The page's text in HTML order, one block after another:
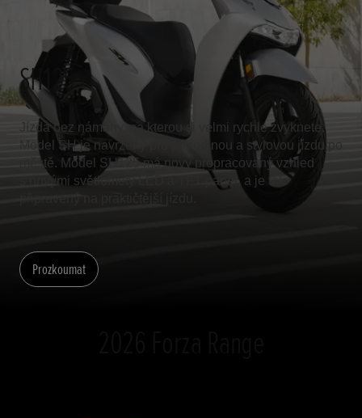
SH125
Jízda bez námahy, na kterou si velmi rychle zvyknete.
Model SH je navržený pro pohodlnou a stylovou jízdu po
městě. Model SH125 má nový propracovaný vzhled
s novými světlomety LED a TFT panel, a je tak
Prozkoumat